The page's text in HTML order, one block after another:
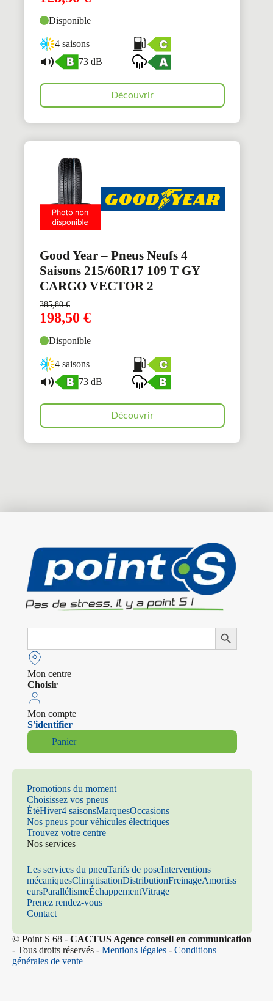
Disponible
4 saisons
73 dB
Découvrir
Good Year – Pneus Neufs 4
Saisons 215/60R17 109 T GY
CARGO VECTOR 2
385,80€
198,50 €
Disponible
4 saisons
73 dB
Découvrir
Search
Search Button
Mon centre
Choisir
Mon compte
S'identifier
Panier
Promotions du moment
Choisissez vos pneus
ÉtéHiver4 saisonsMarquesOccasions
Nos pneus pour véhicules électriques
Trouvez votre centre
Nos services
Les services du pneuTarifs de poseInterventions
mécaniquesClimatisationDistributionFreinageAmortiss
eursParallélismeÉchappementVitrage
Prenez rendez-vous
Contact
© Point S 68 - CACTUS Agence conseil en communication
- Tous droits réservés - Mentions légales - Conditions
générales de vente